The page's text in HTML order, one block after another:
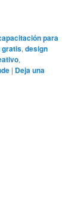
para
gratis,design
,
| Deja una